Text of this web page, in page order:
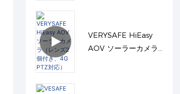
VERYSAFE HiEasy
AOV ソーラーカメラ